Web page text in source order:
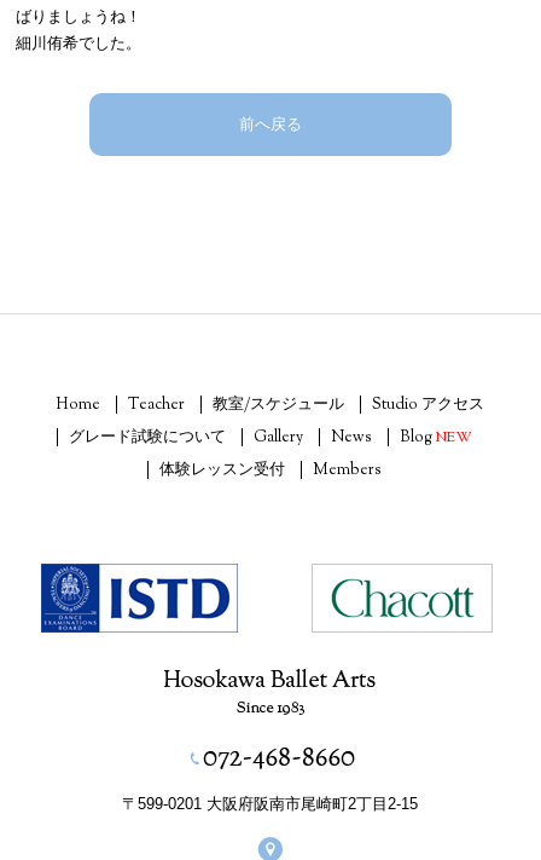
ばりましょうね！
細川侑希でした。
前へ戻る
Home Teacher 教室/スケジュール
Studio アクセス
グレード試験について
Gallery News BlogNEW
体験レッスン受付
Members
〒599-0201 大阪府阪南市尾崎町2丁目2-15